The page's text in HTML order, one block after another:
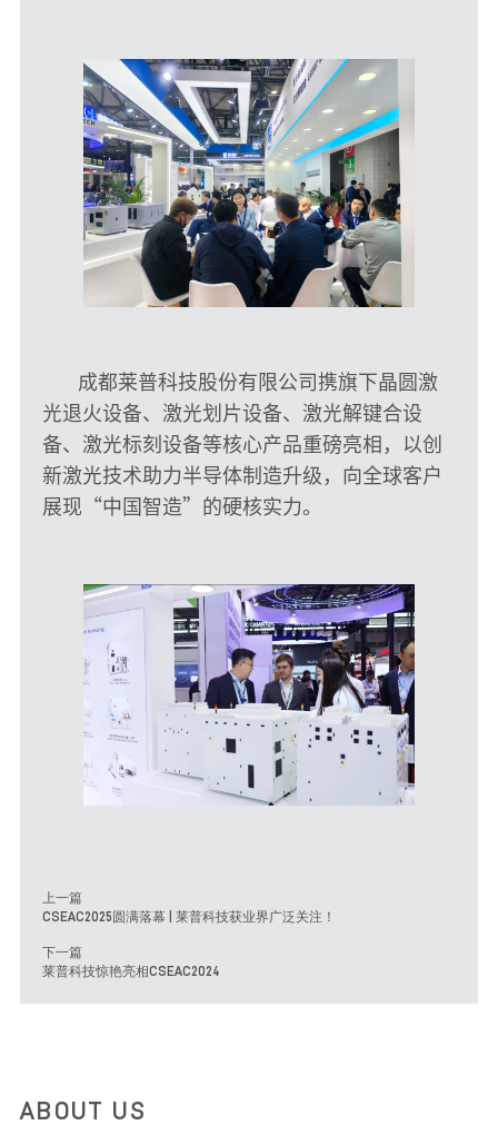
成都莱普科技股份有限公司携旗下晶圆激
光退火设备、激光划片设备、激光解键合设
备、激光标刻设备等核心产品重磅亮相，以创
新激光技术助力半导体制造升级，向全球客户
展现“中国智造”的硬核实力。
CSEAC2025圆满落幕 | 莱普科技获业界广泛关注！
下一篇
莱普科技惊艳亮相CSEAC2024
ABOUT US